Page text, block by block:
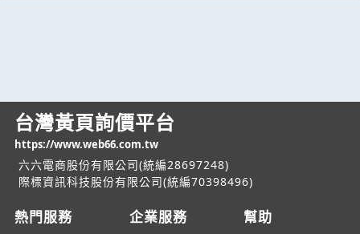
台灣黃頁詢價平台
https://www.web66.com.tw
六六電商股份有限公司(統編28697248)
際標資訊科技股份有限公司(統編70398496)
熱門服務 企業服務 幫助